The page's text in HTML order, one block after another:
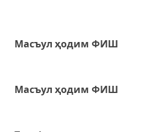
Масъул ҳодим ФИШ
Масъул ҳодим ФИШ